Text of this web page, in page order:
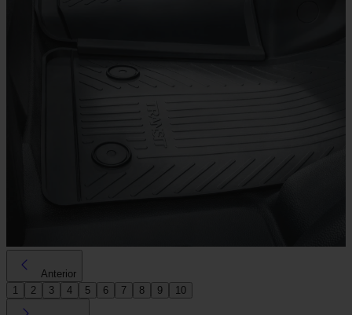
Anterior
1
2 3 4 5 6 7 8 9 10